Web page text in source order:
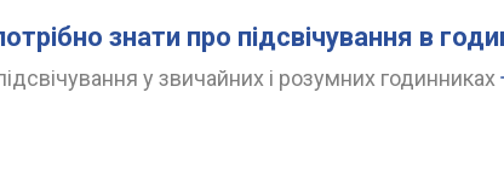
знати про підсвічування в
у звичайних і розумних годинниках